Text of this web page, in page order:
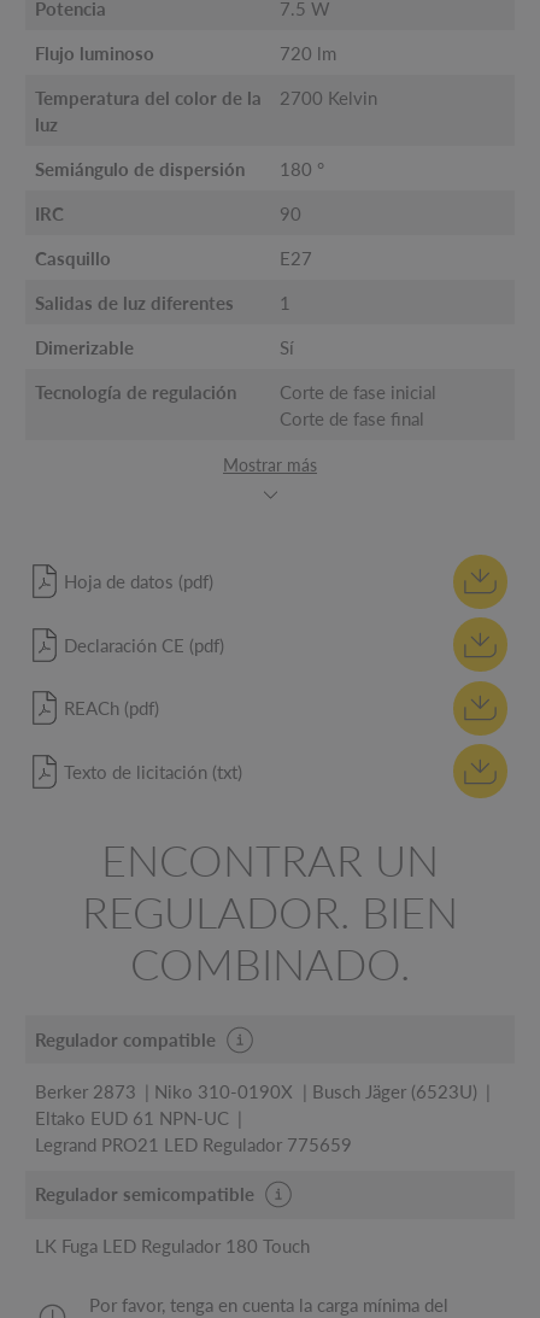
Potencia 7.5 W
Flujo luminoso 720 lm
Temperatura del color de la
luz
2700 Kelvin
Semiángulo de dispersión 180 °
IRC 90
Casquillo E27
Salidas de luz diferentes 1
Dimerizable Sí
Tecnología de regulación
Corte de fase inicial
Corte de fase final
Mostrar más
Hoja de datos (pdf)
Declaración CE (pdf)
REACh (pdf)
Texto de licitación (txt)
ENCONTRAR UN
REGULADOR. BIEN
COMBINADO.
Regulador compatible
Berker 2873 Niko 310-0190X
Busch Jäger (6523U)
Eltako EUD 61 NPN-UC
Legrand PRO21 LED Regulador 775659
Regulador semicompatible
LK Fuga LED Regulador 180 Touch
Por favor, tenga en cuenta la carga mínima del